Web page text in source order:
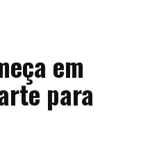
em
para